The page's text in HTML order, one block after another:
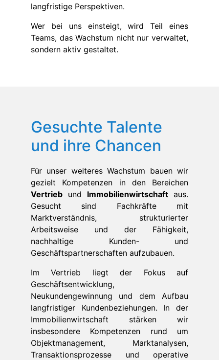
langfristige Perspektiven.
Wer bei uns einsteigt, wird Teil eines
Teams, das Wachstum nicht nur verwaltet,
sondern aktiv gestaltet.
Gesuchte Talente
und ihre Chancen
Für unser weiteres Wachstum bauen wir
gezielt Kompetenzen in den Bereichen
Vertrieb und Immobilienwirtschaft aus.
Gesucht sind Fachkräfte mit
Marktverständnis, strukturierter
Arbeitsweise und der Fähigkeit,
nachhaltige Kunden- und
Geschäftspartnerschaften aufzubauen.
Im Vertrieb liegt der Fokus auf
Geschäftsentwicklung,
Neukundengewinnung und dem Aufbau
langfristiger Kundenbeziehungen. In der
Immobilienwirtschaft stärken wir
insbesondere Kompetenzen rund um
Objektmanagement, Marktanalysen,
Transaktionsprozesse und operative